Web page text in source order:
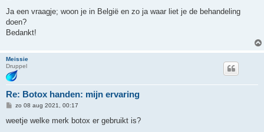
r
c
h
Ja een vraagje; woon je in België en zo ja waar liet je de behandeling
doen?
Bedankt!
Meissie
Druppel
Re: Botox handen: mijn ervaring
B
r
zo 08 aug 2021, 00:17
weetje welke merk botox er gebruikt is?